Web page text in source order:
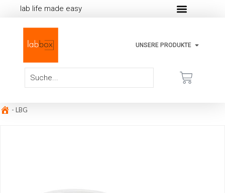
lab life made easy
UNSERE PRODUKTE
- LBG